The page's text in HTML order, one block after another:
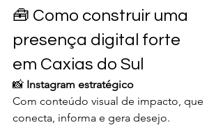
🧰 Como construir uma
presença digital forte
em Caxias do Sul
📸 Instagram estratégico
Com conteúdo visual de impacto, que
conecta, informa e gera desejo.